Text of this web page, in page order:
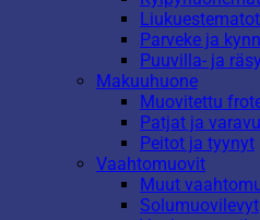
Parveke ja
Puuvilla- ja
Makuuhuone
Muovitettu
Patjat ja
Peitot ja tyynyt
Vaahtomuovit
Muut
Solumuovilevyt